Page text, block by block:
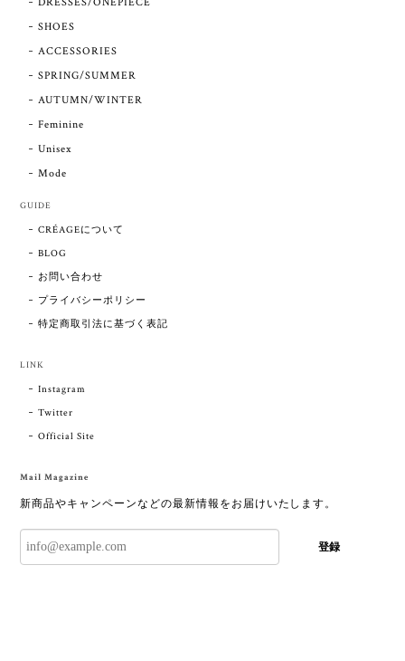
SHOES
ACCESSORIES
SPRING/SUMMER
AUTUMN/WINTER
Feminine
Unisex
Mode
GUIDE
CRÉAGEについて
BLOG
お問い合わせ
プライバシーポリシー
特定商取引法に基づく表記
LINK
Instagram
Twitter
Official Site
Mail Magazine
新商品やキャンペーンなどの最新情報をお届けいたします。
登録